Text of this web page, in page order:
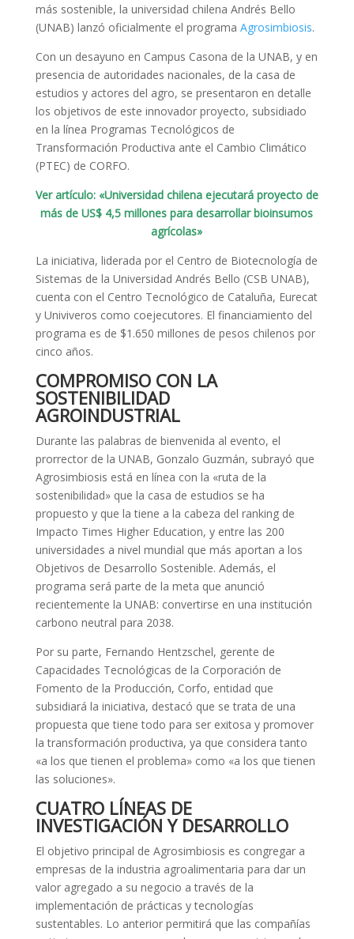
más sostenible, la universidad chilena Andrés Bello
(UNAB) lanzó oficialmente el programa Agrosimbiosis.
Con un desayuno en Campus Casona de la UNAB, y en
presencia de autoridades nacionales, de la casa de
estudios y actores del agro, se presentaron en detalle
los objetivos de este innovador proyecto, subsidiado
en la línea Programas Tecnológicos de
Transformación Productiva ante el Cambio Climático
(PTEC) de CORFO.
Ver artículo: «Universidad chilena ejecutará proyecto de
más de US$ 4,5 millones para desarrollar bioinsumos
agrícolas»
La iniciativa, liderada por el Centro de Biotecnología de
Sistemas de la Universidad Andrés Bello (CSB UNAB),
cuenta con el Centro Tecnológico de Cataluña, Eurecat
y Univiveros como coejecutores. El financiamiento del
programa es de $1.650 millones de pesos chilenos por
cinco años.
COMPROMISO CON LA
SOSTENIBILIDAD
AGROINDUSTRIAL
Durante las palabras de bienvenida al evento, el
prorrector de la UNAB, Gonzalo Guzmán, subrayó que
Agrosimbiosis está en línea con la «ruta de la
sostenibilidad» que la casa de estudios se ha
propuesto y que la tiene a la cabeza del ranking de
Impacto Times Higher Education, y entre las 200
universidades a nivel mundial que más aportan a los
Objetivos de Desarrollo Sostenible. Además, el
programa será parte de la meta que anunció
recientemente la UNAB: convertirse en una institución
carbono neutral para 2038.
Por su parte, Fernando Hentzschel, gerente de
Capacidades Tecnológicas de la Corporación de
Fomento de la Producción, Corfo, entidad que
subsidiará la iniciativa, destacó que se trata de una
propuesta que tiene todo para ser exitosa y promover
la transformación productiva, ya que considera tanto
«a los que tienen el problema» como «a los que tienen
las soluciones».
CUATRO LÍNEAS DE
INVESTIGACIÓN Y DESARROLLO
El objetivo principal de Agrosimbiosis es congregar a
empresas de la industria agroalimentaria para dar un
valor agregado a su negocio a través de la
implementación de prácticas y tecnologías
sustentables. Lo anterior permitirá que las compañías